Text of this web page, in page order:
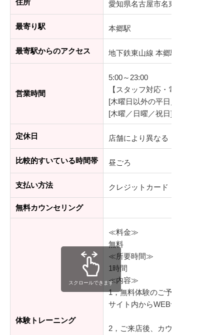
住所 愛知県名古屋市名東区上社二丁目
最寄り駅 本郷駅
最寄駅からのアクセス 地下鉄東山線 本郷駅 徒歩4分
営業時間
5:00～23:00
【スタッフ対応・電話受付時間】
[木曜日以外の平日／土曜] 10:00～
[木曜／日曜／祝日] 無人営業
定休日 店舗により異なる
比較的すいている時間帯 昼ごろ
支払い方法 クレジットカード
無料カウンセリング
体験トレーニング
≪料金≫
無料
≪所要時間≫
1時間
≪内容≫
1，無料体験のご予約
サイト内からWEB予約、もしく
2，ご来店後、カウンセリング（
スクロールできます